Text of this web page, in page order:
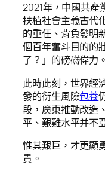
2021年，中國共產
扶植社會主義古代
的重任、背負發明
個百年奮斗目的的
了？」的磅礴偉力。
此時此刻，世界經
發的衍生風險包養
段，廣東推動改造
平、艱難水平并不
惟其艱巨，才更顯
貴。